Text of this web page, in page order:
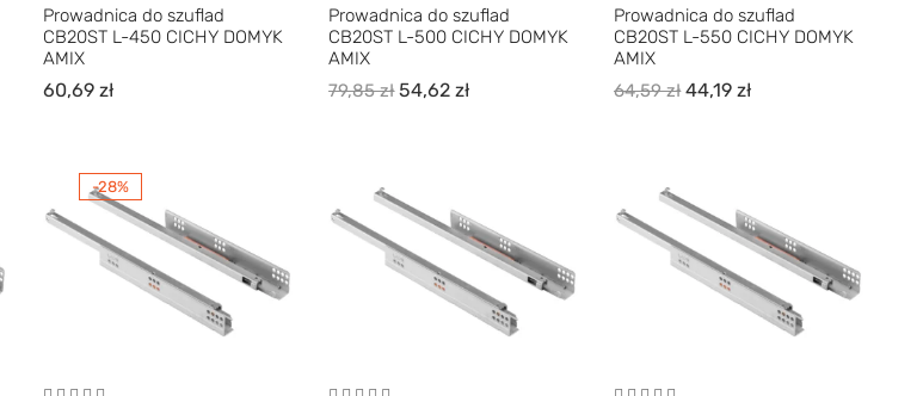
Prowadnica do szuflad
CB20ST L-450 CICHY DOMYK
AMIX
60,69zł
Prowadnica do szuflad
CB20ST L-500 CICHY DOMYK
AMIX
79,85zł 54,62zł
Prowadnica do szuflad
CB20ST L-550 CICHY DOMYK
AMIX
64,59zł 44,19zł
-28%